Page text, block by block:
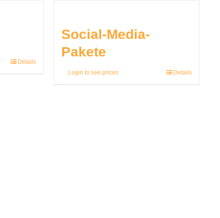
Details
Social-Media-
Pakete
Login to see prices Details